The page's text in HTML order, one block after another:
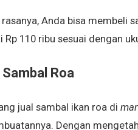
Anda bisa membeli
Rp 110 ribu sesuai dengan
Roa
jual sambal ikan roa di
Dengan